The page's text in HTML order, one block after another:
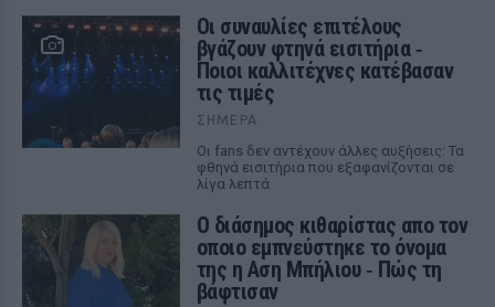
Οι συναυλίες επιτέλους
βγάζουν φτηνά εισιτήρια ‑
Ποιοι καλλιτέχνες κατέβασαν
τις τιμές
ΣΉΜΕΡΑ
Οι fans δεν αντέχουν άλλες αυξήσεις: Τα
φθηνά εισιτήρια που εξαφανίζονται σε
λίγα λεπτά
Ο διάσημος κιθαρίστας απο τον
οποιο εμπνεύστηκε το όνομα
της η Αση Μπήλιου ‑ Πώς τη
βάφτισαν